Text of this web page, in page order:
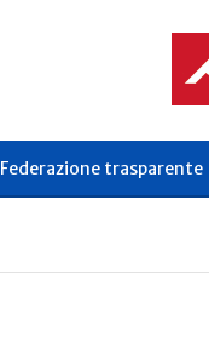
Federazione trasparente